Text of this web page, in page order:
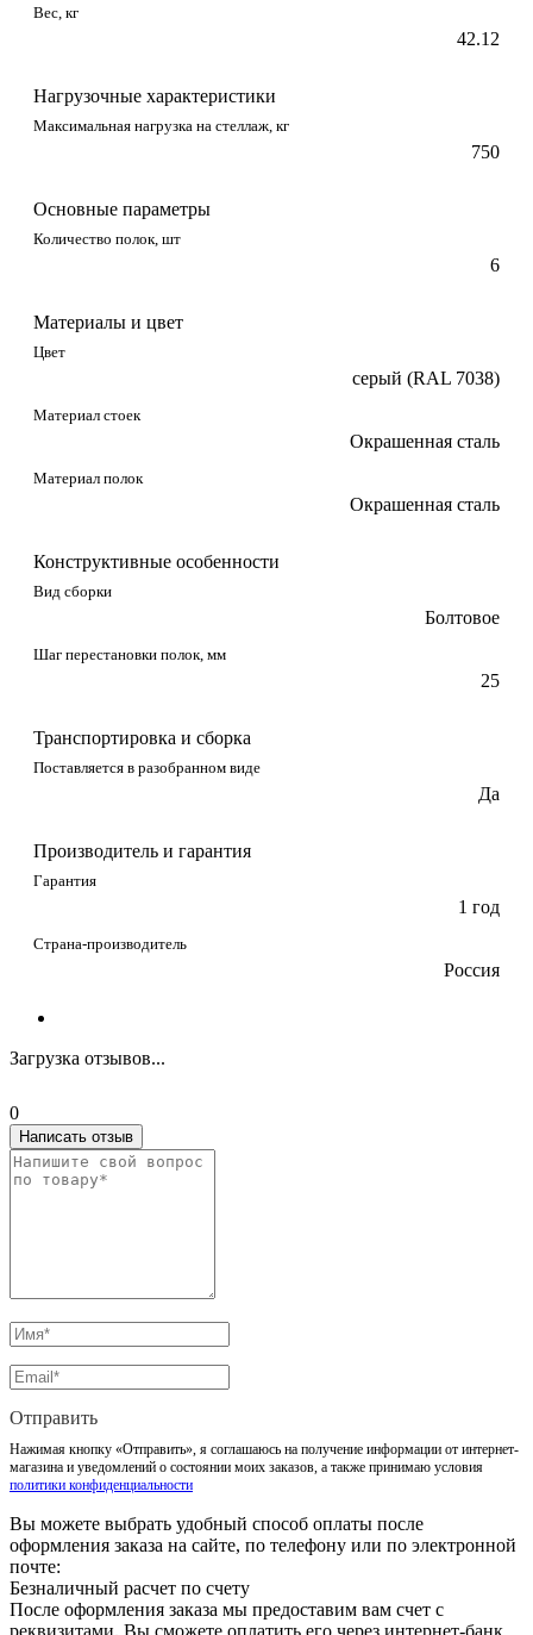
Вес, кг
42.12
Нагрузочные характеристики
Максимальная нагрузка на стеллаж, кг
750
Основные параметры
Количество полок, шт
6
Материалы и цвет
Цвет
серый (RAL 7038)
Материал стоек
Окрашенная сталь
Материал полок
Окрашенная сталь
Конструктивные особенности
Вид сборки
Болтовое
Шаг перестановки полок, мм
25
Транспортировка и сборка
Поставляется в разобранном виде
Да
Производитель и гарантия
Гарантия
1 год
Страна-производитель
Россия
Загрузка отзывов...
0
Написать отзыв
Отправить
Нажимая кнопку «Отправить», я соглашаюсь на получение информации от интернет-
магазина и уведомлений о состоянии моих заказов, а также принимаю условия
политики конфиденциальности
Вы можете выбрать удобный способ оплаты после
оформления заказа на сайте, по телефону или по электронной
почте:
Безналичный расчет по счету
После оформления заказа мы предоставим вам счет с
реквизитами. Вы сможете оплатить его через интернет-банк